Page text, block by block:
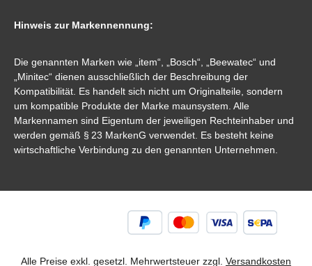
Hinweis zur Markennennung:
Die genannten Marken wie „item“, „Bosch“, „Beewatec“ und
„Minitec“ dienen ausschließlich der Beschreibung der
Kompatibilität. Es handelt sich nicht um Originalteile, sondern
um kompatible Produkte der Marke maunsystem. Alle
Markennamen sind Eigentum der jeweiligen Rechteinhaber und
werden gemäß § 23 MarkenG verwendet. Es besteht keine
wirtschaftliche Verbindung zu den genannten Unternehmen.
Alle Preise exkl. gesetzl. Mehrwertsteuer zzgl. Versandkosten